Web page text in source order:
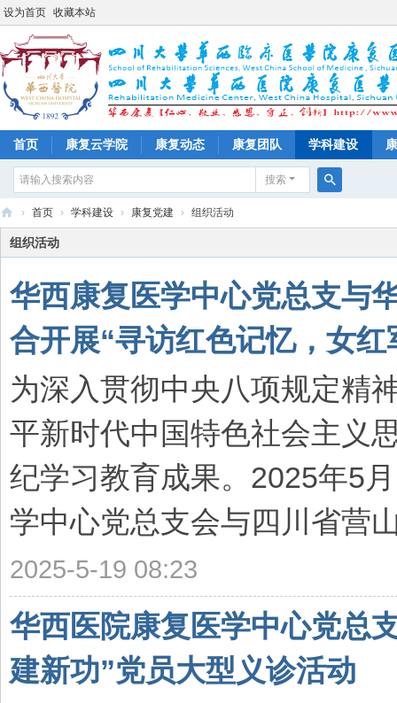
设为首页 收藏本站
首页 康复云学院 康复动态 康复团队 学科建设
搜索
索
四
大
华
院
复
学
心
› 首页 › 学科建设 › 康复党建 › 组织活动
组织活动
华西康复医学中心党总支与
合开展“寻访红色记忆，女
为深入贯彻中央八项规定精
平新时代中国特色社会主义
纪学习教育成果。2025年5
学中心党总支会与四川省营
2025-5-19 08:23
华西医院康复医学中心党总
建新功”党员大型义诊活动